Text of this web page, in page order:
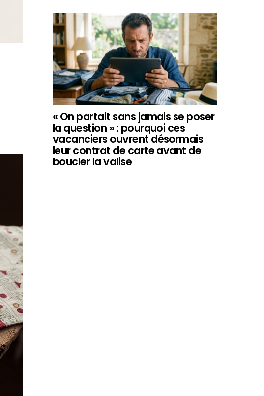
« On partait sans jamais se poser
la question » : pourquoi ces
vacanciers ouvrent désormais
leur contrat de carte avant de
boucler la valise